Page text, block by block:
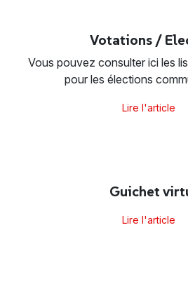
Votations /
Vous pouvez consulter ici les
pour les élections
Lire l'article
Guichet
Lire l'article